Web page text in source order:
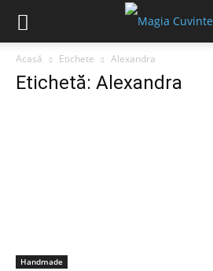
Acasă Etichete Alexandra
Etichetă: Alexandra
Handmade